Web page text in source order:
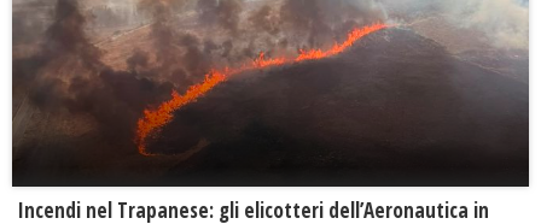
Incendi nel Trapanese: gli elicotteri dell’Aeronautica in